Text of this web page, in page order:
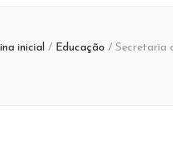
inicial / Educação / Secretaria